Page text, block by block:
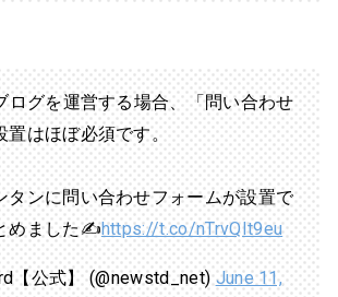
ログを運営する場合、「問い合わせ
置はほぼ必須です。
タンに問い合わせフォームが設置で
めました✍https://t.co/nTrvQIt9eu
【公式】 (@newstd_net)June 11,